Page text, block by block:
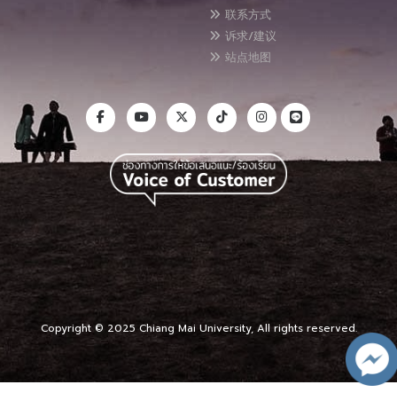
联系方式
诉求/建议
站点地图
Copyright © 2025 Chiang Mai University, All rights reserved.